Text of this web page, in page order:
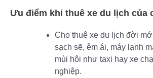
Ưu điểm khi thuê xe du lịch của
Cho thuê xe du lịch đời
sạch sẽ, êm ái, máy lạnh
mùi hôi như taxi hay xe
nghiệp.